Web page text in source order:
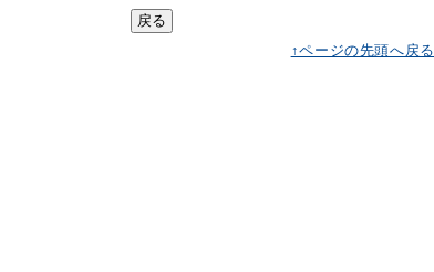
↑ページの先頭へ戻る